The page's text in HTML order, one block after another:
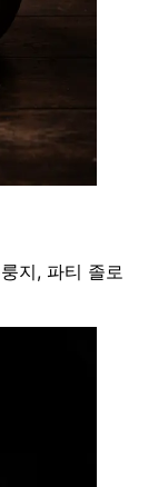
지, 파티 졸로